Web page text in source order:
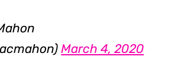
March 4, 2020